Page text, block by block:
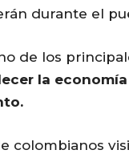
durante el
de los
la
colombianos